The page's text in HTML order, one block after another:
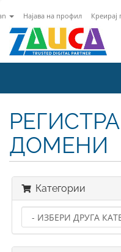
Најава на профил
ДОМЕНИ
Категории